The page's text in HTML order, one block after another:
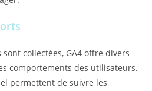
collectées, GA4 offre divers
comportements des utilisateurs.
permettent de suivre les